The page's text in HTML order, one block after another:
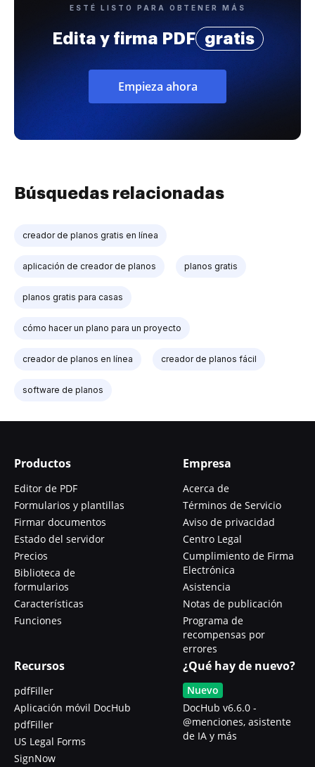
ESTÉ LISTO PARA OBTENER MÁS
Edita y firma PDF gratis
Empieza ahora
Búsquedas relacionadas
creador de planos gratis en línea
aplicación de creador de planos planos gratis
planos gratis para casas
cómo hacer un plano para un proyecto
creador de planos en línea creador de planos fácil
software de planos
Productos
Editor de PDF
Formularios y plantillas
Firmar documentos
Estado del servidor
Precios
Biblioteca de
formularios
Características
Funciones
Empresa
Acerca de
Términos de Servicio
Aviso de privacidad
Centro Legal
Cumplimiento de Firma
Electrónica
Asistencia
Notas de publicación
Programa de
recompensas por
errores
Recursos
pdfFiller
Aplicación móvil DocHub
pdfFiller
US Legal Forms
SignNow
¿Qué hay de nuevo?
Nuevo
DocHub v6.6.0 -
@menciones, asistente
de IA y más